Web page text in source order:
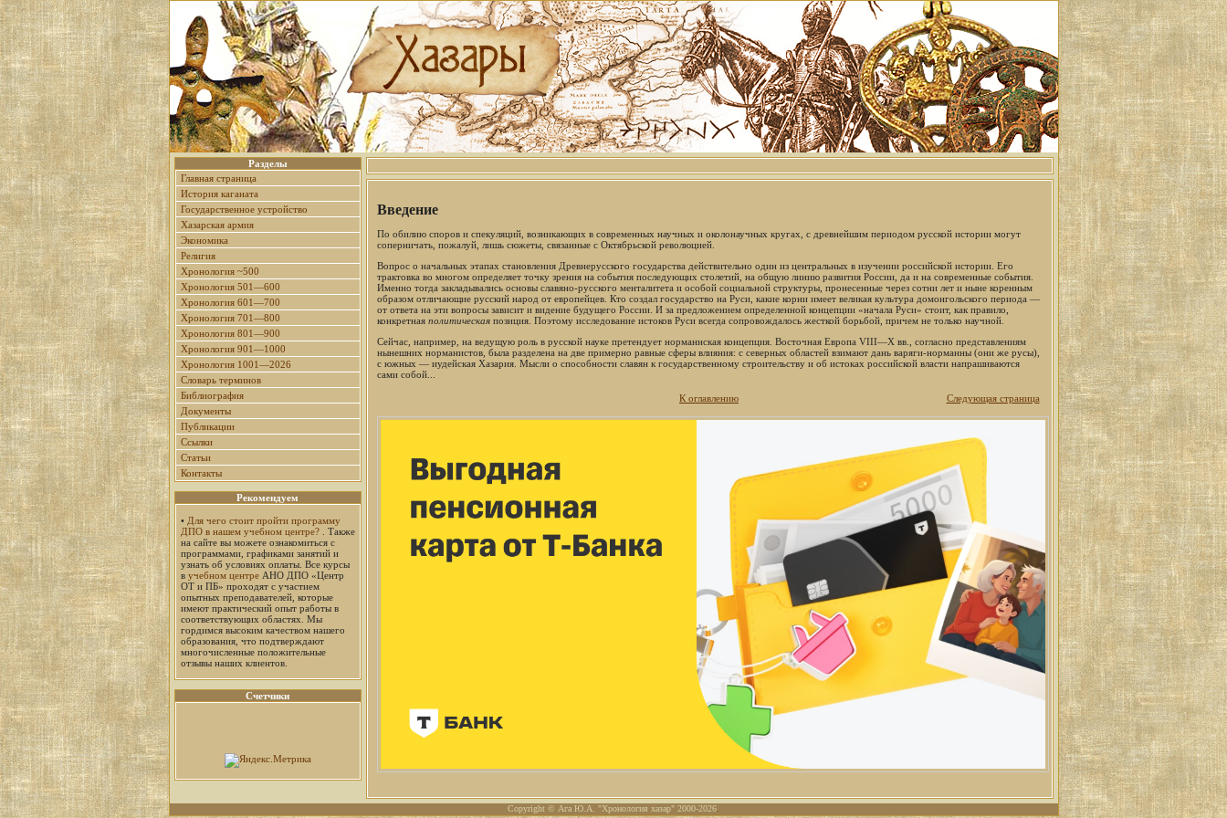
Разделы
Главная страница
История каганата
Государственное устройство
Хазарская армия
Экономика
Религия
Хронология ~500
Хронология 501—600
Хронология 601—700
Хронология 701—800
Хронология 801—900
Хронология 901—1000
Хронология 1001—2026
Словарь терминов
Библиография
Документы
Публикации
Ссылки
Статьи
Контакты
Рекомендуем
• Для чего стоит пройти программу
ДПО в нашем учебном центре?. Также
на сайте вы можете ознакомиться с
программами, графиками занятий и
узнать об условиях оплаты. Все курсы
в учебном центреАНО ДПО «Центр
ОТ и ПБ» проходят с участием
опытных преподавателей, которые
имеют практический опыт работы в
соответствующих областях. Мы
гордимся высоким качеством нашего
образования, что подтверждают
многочисленные положительные
отзывы наших клиентов.
Счетчики
Введение
По обилию споров и спекуляций, возникающих в современных научных и околонаучных кругах, с древнейшим периодом русской истории могут
соперничать, пожалуй, лишь сюжеты, связанные с Октябрьской революцией.
Вопрос о начальных этапах становления Древнерусского государства действительно один из центральных в изучении российской истории. Его
трактовка во многом определяет точку зрения на события последующих столетий, на общую линию развития России, да и на современные события.
Именно тогда закладывались основы славяно-русского менталитета и особой социальной структуры, пронесенные через сотни лет и ныне коренным
образом отличающие русский народ от европейцев. Кто создал государство на Руси, какие корни имеет великая культура домонгольского периода —
от ответа на эти вопросы зависит и видение будущего России. И за предложением определенной концепции «начала Руси» стоит, как правило,
конкретная политическаяпозиция. Поэтому исследование истоков Руси всегда сопровождалось жесткой борьбой, причем не только научной.
Сейчас, например, на ведущую роль в русской науке претендует норманнская концепция. Восточная Европа VIII—X вв., согласно представлениям
нынешних норманистов, была разделена на две примерно равные сферы влияния: с северных областей взимают дань варяги-норманны (они же русы),
с южных — иудейская Хазария. Мысли о способности славян к государственному строительству и об истоках российской власти напрашиваются
сами собой...
К оглавлению Следующая страница
Copyright © Ага Ю.А. "Хронология хазар" 2000-2026